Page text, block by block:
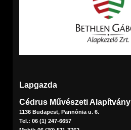
Lapgazda
Cédrus Művészeti Alapítvány
1136 Budapest, Pannónia u. 6.
Tel.: 06 (1) 247-6657